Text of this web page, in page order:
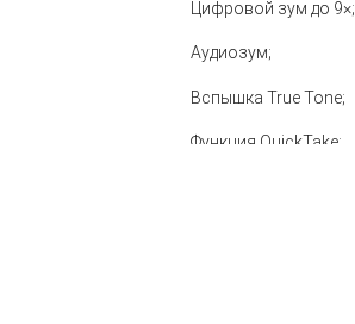
Цифровой зум до 9×;
Аудиозум;
Вспышка True Tone;
Функция QuickTake;